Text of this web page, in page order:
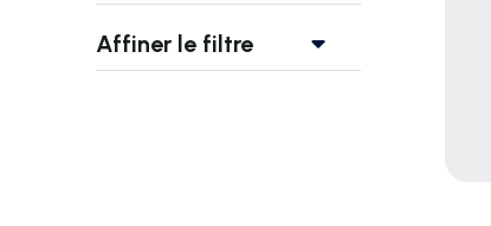
Affiner le filtre